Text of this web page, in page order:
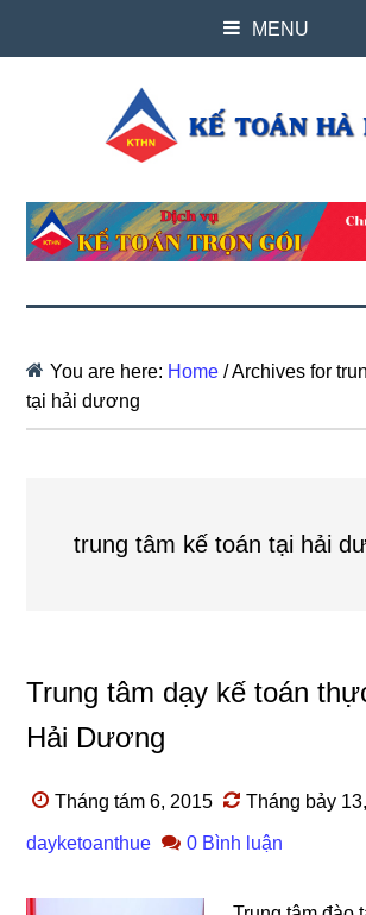
MENU
You are here: Home /Archives for
tại hải dương
trung tâm kế toán tại hải
Trung tâm dạy kế toán
Hải Dương
Tháng tám 6, 2015 Tháng bảy
dayketoanthue 0 Bình luận